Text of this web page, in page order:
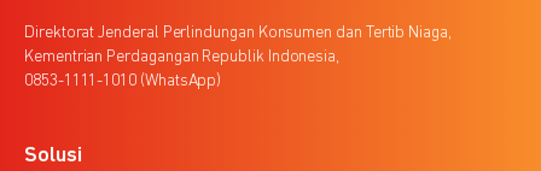
Direktorat Jenderal Perlindungan Konsumen dan Tertib Niaga,
Kementrian Perdagangan Republik Indonesia,
0853-1111-1010 (WhatsApp)
Solusi